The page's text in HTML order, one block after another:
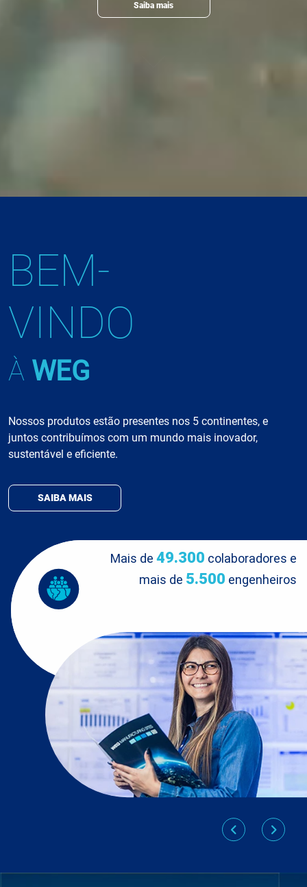
Saiba mais
BEM-
VINDO
À WEG
Nossos produtos estão presentes nos 5 continentes, e
juntos contribuímos com um mundo mais inovador,
sustentável e eficiente.
SAIBA MAIS
Mais de 49.300 colaboradores e
mais de 5.500 engenheiros